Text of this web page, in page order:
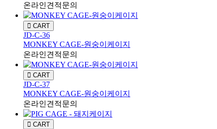
온라인견적문의
CART
JD-C-36
MONKEY CAGE-원숭이케이지
온라인견적문의
CART
JD-C-37
MONKEY CAGE-원숭이케이지
온라인견적문의
CART